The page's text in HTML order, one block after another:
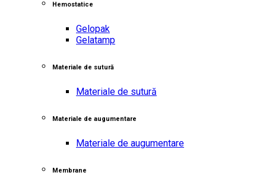
Hemostatice
Gelopak
Gelatamp
Materiale de sutură
Materiale de sutură
Materiale de augumentare
Materiale de augumentare
Membrane